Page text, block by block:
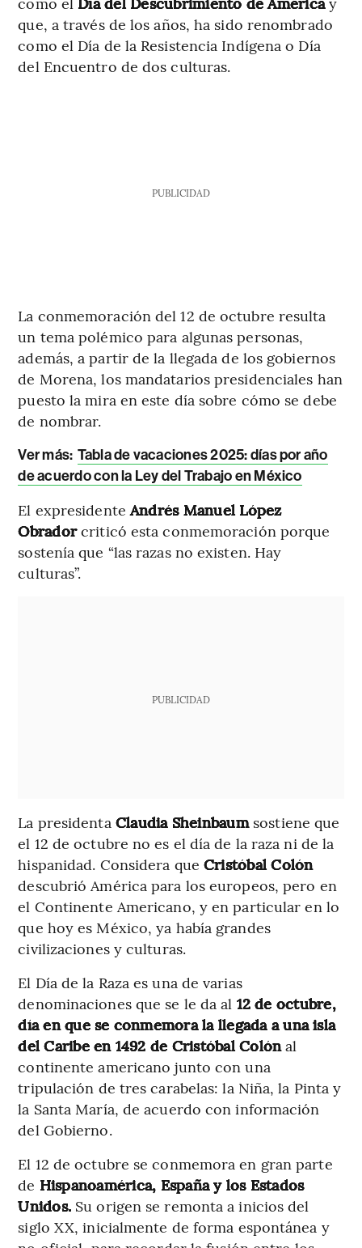
que, a través de los años, ha sido renombrado
como el Día de la Resistencia Indígena o Día
del Encuentro de dos culturas.
PUBLICIDAD
La conmemoración del 12 de octubre resulta
un tema polémico para algunas personas,
además, a partir de la llegada de los gobiernos
de Morena, los mandatarios presidenciales han
puesto la mira en este día sobre cómo se debe
de nombrar.
Ver más: Tabla de vacaciones 2025: días por año
de acuerdo con la Ley del Trabajo en México
El expresidenteAndrés Manuel López
Obradorcriticó esta conmemoración porque
sostenía que “las razas no existen. Hay
culturas”.
PUBLICIDAD
La presidenta Claudia Sheinbaum sostiene que
el 12 de octubre no es el día de la raza ni de la
hispanidad. Considera que Cristóbal Colón
descubrió América para los europeos, pero en
el Continente Americano, y en particular en lo
que hoy es México, ya había grandes
civilizaciones y culturas.
El Día de la Raza es una de varias
denominaciones que se le da al 12 de octubre,
día en que se conmemora la llegada a una isla
del Caribe en 1492 de Cristóbal Colónal
continente americano junto con una
tripulación de tres carabelas: la Niña, la Pinta y
la Santa María, de acuerdo con información
del Gobierno.
El 12 de octubre se conmemora en gran parte
de Hispanoamérica, España y los Estados
Unidos. Su origen se remonta a inicios del
siglo XX, inicialmente de forma espontánea y